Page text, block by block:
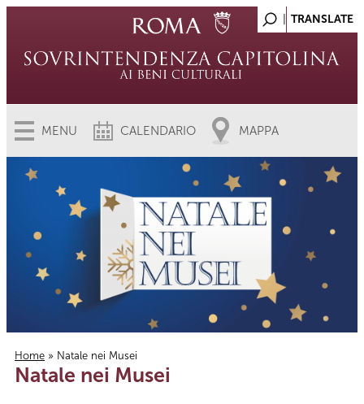
MENU CALENDARIO MAPPA
Tu sei qui
Home » Natale nei Musei
Natale nei Musei